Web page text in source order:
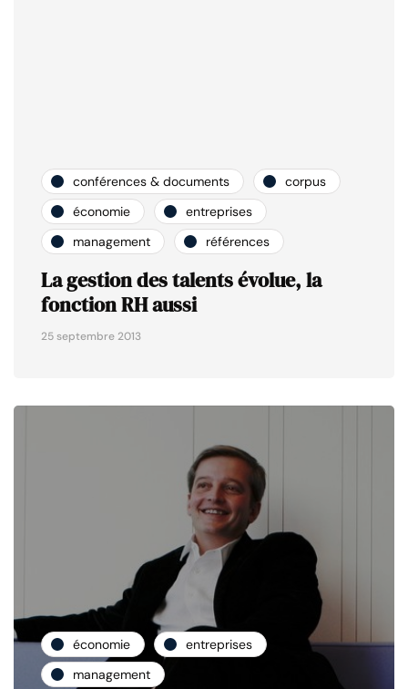
conférences & documents
corpus
économie
entreprises
management
références
La gestion des talents évolue, la
fonction RH aussi
25 septembre 2013
économie
entreprises
management